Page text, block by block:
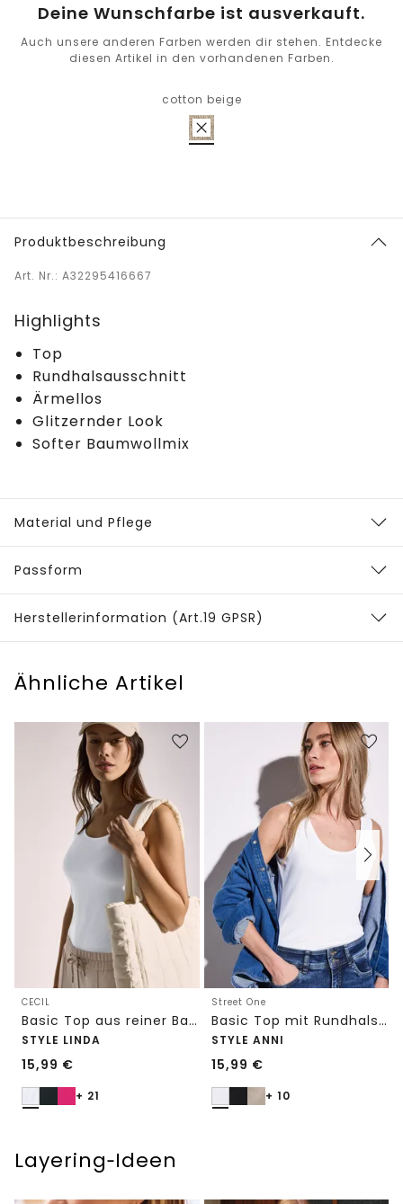
Deine Wunschfarbe ist ausverkauft.
Auch unsere anderen Farben werden dir stehen. Entdecke
diesen Artikel in den vorhandenen Farben.
cotton beige
Produktbeschreibung
Art. Nr.: A32295416667
Highlights
Top
Rundhalsausschnitt
Ärmellos
Glitzernder Look
Softer Baumwollmix
Material und Pflege
Passform
Herstellerinformation (Art.19 GPSR)
Ähnliche Artikel
CECIL
Basic Top aus reiner Baumwolle
STYLE LINDA
15,99 €
+ 21
Street One
Basic Top mit Rundhals in Unifarbe
STYLE ANNI
15,99 €
+ 10
Layering‑Ideen